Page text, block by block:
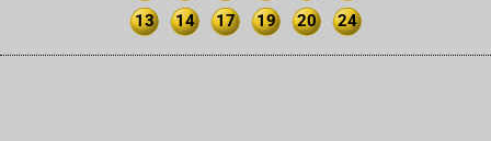
13
14 17 19 20 24